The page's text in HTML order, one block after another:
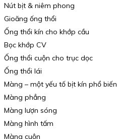
Nút bịt & niêm phong
Gioăng ống thổi
Ống thổi kín cho khớp cầu
Bọc khớp CV
Ống thổi cuộn cho trục dọc
Ống thổi lái
Màng – một yếu tố bịt kín phổ biến
Màng phẳng
Màng lượn sóng
Màng hình tấm
Màng cuộn